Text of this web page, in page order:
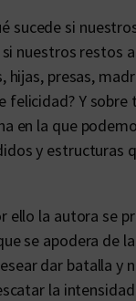
sucede si
nuestros restos
presas,
Y sobre
en la que
y estructuras
la autora se
se apodera de
dar batalla y
la